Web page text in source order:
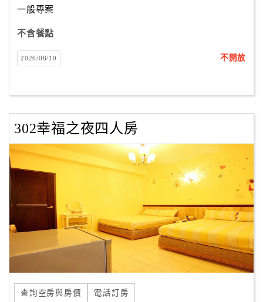
員
戶
客
服
聯
單
上
服
紅
一般專案
不含餐點
2026/08/10 不開放
302幸福之夜四人房
查詢空房與房價 電話訂房